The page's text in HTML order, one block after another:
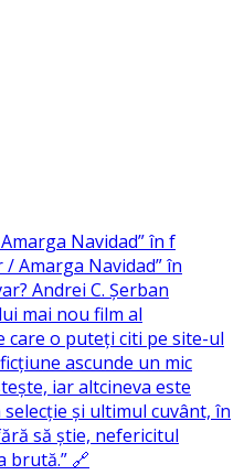
Navidad” în f